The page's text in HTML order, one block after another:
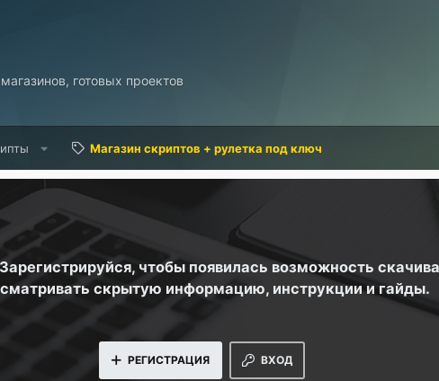
готовых проектов
Магазин скриптов + рулетка под ключ
чтобы появилась возможность
скрытую информацию, инструкции и гайды.
ВХОД
РЕГИСТРАЦИЯ